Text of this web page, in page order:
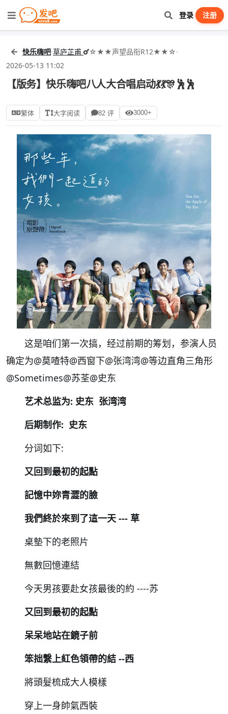
登录 注册
快乐嗨吧·草庐芷甫 ☆★★声望品衔R12★★☆·
2026-05-13 11:02
【版务】快乐嗨吧八人大合唱启动💃💃🎊🕺🕺
繁体 大字阅读 82 评 3000+
这是咱们第一次搞，经过前期的筹划，参演人员
确定为@莫喳特@西窗下@张湾湾@等边直角三角形
@Sometimes@苏荃@史东
艺术总监为: 史东 张湾湾
后期制作: 史东
分词如下:
又回到最初的起點
記憶中妳⻘澀的臉
我們終於來到了這⼀天 --- 草
桌墊下的老照片
無數回憶連結
今天男孩要赴女孩最後的約 ----苏
又回到最初的起點
呆呆地站在鏡子前
笨拙繫上紅色領帶的結 --⻄
將頭髮梳成大人模樣
穿上⼀⾝帥氣⻄裝